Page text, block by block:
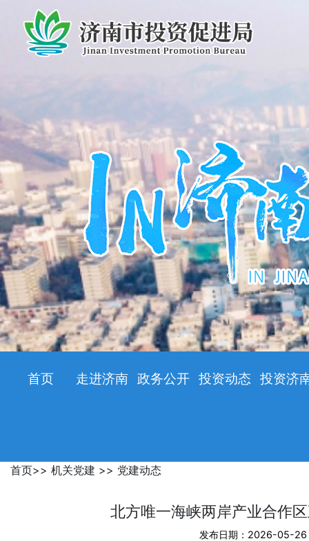
首页 走进济南 政务公开 投资动态 投资济
首页>> 机关党建 >> 党建动态
北方唯一海峡两岸产业合作
发布日期：2026-05-26